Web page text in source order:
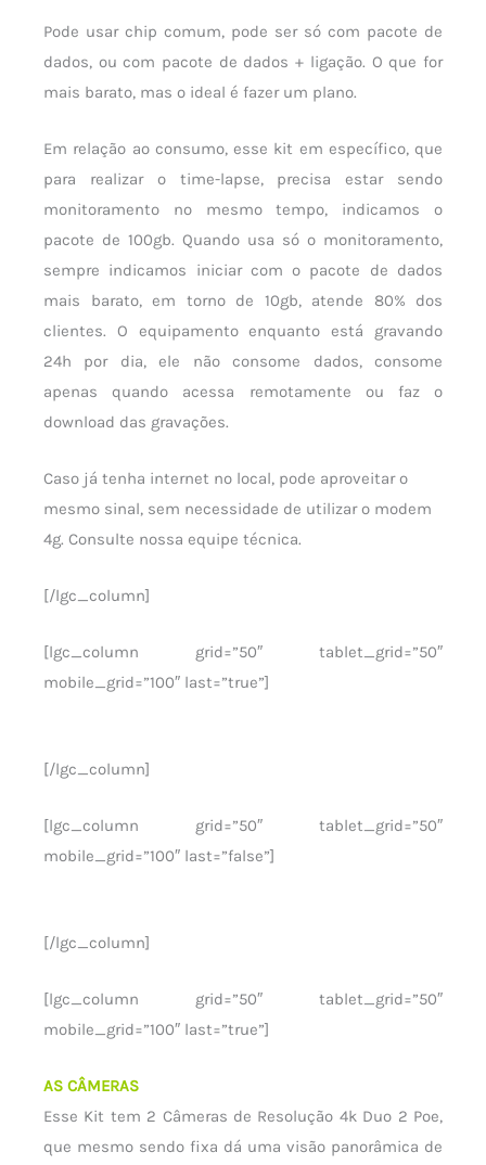
Pode usar chip comum, pode ser só com pacote de
dados, ou com pacote de dados + ligação. O que for
mais barato, mas o ideal é fazer um plano.
Em relação ao consumo, esse kit em específico, que
para realizar o time-lapse, precisa estar sendo
monitoramento no mesmo tempo, indicamos o
pacote de 100gb. Quando usa só o monitoramento,
sempre indicamos iniciar com o pacote de dados
mais barato, em torno de 10gb, atende 80% dos
clientes. O equipamento enquanto está gravando
24h por dia, ele não consome dados, consome
apenas quando acessa remotamente ou faz o
download das gravações.
Caso já tenha internet no local, pode aproveitar o
mesmo sinal, sem necessidade de utilizar o modem
4g. Consulte nossa equipe técnica.
[/lgc_column]
[lgc_column grid=”50″ tablet_grid=”50″
mobile_grid=”100″ last=”true”]
[/lgc_column]
[lgc_column grid=”50″ tablet_grid=”50″
mobile_grid=”100″ last=”false”]
[/lgc_column]
[lgc_column grid=”50″ tablet_grid=”50″
mobile_grid=”100″ last=”true”]
AS CÂMERAS
Esse Kit tem 2 Câmeras de Resolução 4k Duo 2 Poe,
que mesmo sendo fixa dá uma visão panorâmica de